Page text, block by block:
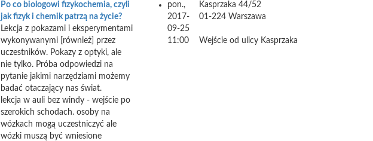
Po co biologowi fizykochemia, czyli
jak fizyk i chemik patrzą na życie?
Lekcja z pokazami i eksperymentami
wykonywanymi [również] przez
uczestników. Pokazy z optyki, ale
nie tylko. Próba odpowiedzi na
pytanie jakimi narzędziami możemy
badać otaczający nas świat.
lekcja w auli bez windy - wejście po
szerokich schodach. osoby na
wózkach mogą uczestniczyć ale
wózki muszą być wniesione
pon.,
2017-
09-25
11:00
Kasprzaka 44/52
01-224 Warszawa
Wejście od ulicy Kasprzaka